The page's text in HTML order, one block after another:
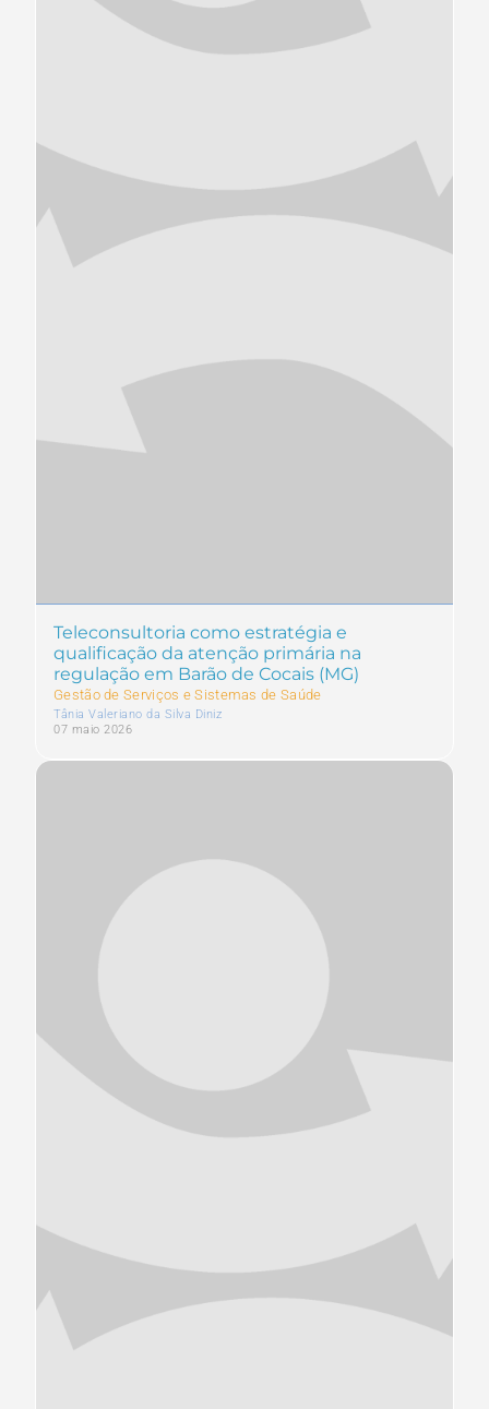
Teleconsultoria como estratégia e
qualificação da atenção primária na
regulação em Barão de Cocais (MG)
Gestão de Serviços e Sistemas de Saúde
Tânia Valeriano da Silva Diniz
07 maio 2026